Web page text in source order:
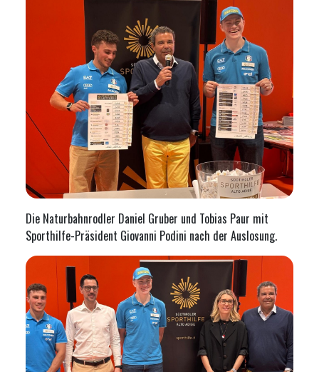
Die Naturbahnrodler Daniel Gruber und Tobias Paur mit
Sporthilfe-Präsident Giovanni Podini nach der Auslosung.